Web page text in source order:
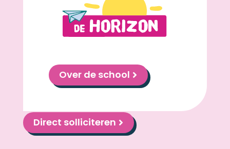
Over de school
Direct solliciteren